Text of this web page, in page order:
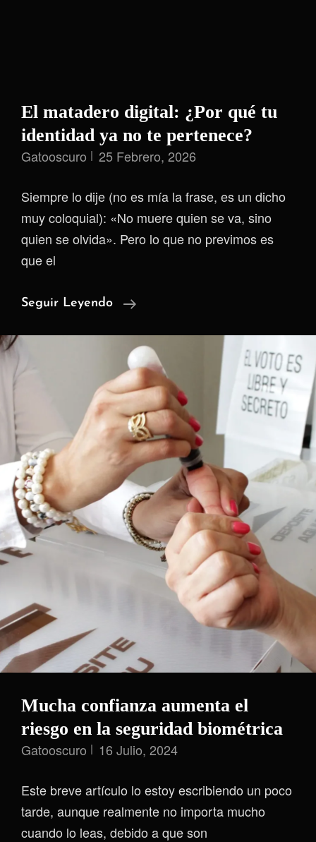
El matadero digital: ¿Por qué tu
identidad ya no te pertenece?
Gatooscuro 25 Febrero, 2026
Siempre lo dije (no es mía la frase, es un dicho
muy coloquial): «No muere quien se va, sino
quien se olvida». Pero lo que no previmos es
que el
Seguir Leyendo
El
Digital:
¿Por
Qué
Tu
Identidad
Ya
No
Te
Pertenece?
Mucha confianza aumenta el
riesgo en la seguridad biométrica
Gatooscuro 16 Julio, 2024
Este breve artículo lo estoy escribiendo un poco
tarde, aunque realmente no importa mucho
cuando lo leas, debido a que son